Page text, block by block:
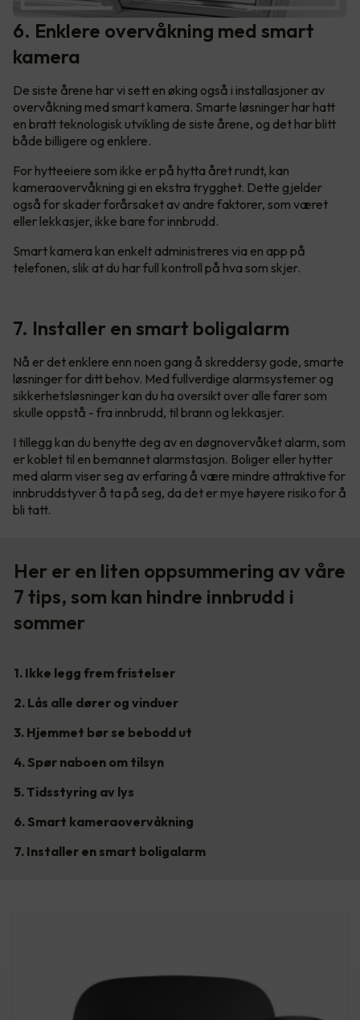
6. Enklere overvåkning med smart
kamera
De siste årene har vi sett en øking også i installasjoner av
overvåkning med smart kamera. Smarte løsninger har hatt
en bratt teknologisk utvikling de siste årene, og det har blitt
både billigere og enklere.
For hytteeiere som ikke er på hytta året rundt, kan
kameraovervåkning gi en ekstra trygghet. Dette gjelder
også for skader forårsaket av andre faktorer, som været
eller lekkasjer, ikke bare for innbrudd.
Smart kamera kan enkelt administreres via en app på
telefonen, slik at du har full kontroll på hva som skjer.
7. Installer en smart boligalarm
Nå er det enklere enn noen gang å skreddersy gode, smarte
løsninger for ditt behov. Med fullverdige alarmsystemer og
sikkerhetsløsninger kan du ha oversikt over alle farer som
skulle oppstå - fra innbrudd, til brann og lekkasjer.
I tillegg kan du benytte deg av en døgnovervåket alarm, som
er koblet til en bemannet alarmstasjon. Boliger eller hytter
med alarm viser seg av erfaring å være mindre attraktive for
innbruddstyver å ta på seg, da det er mye høyere risiko for å
bli tatt.
Her er en liten oppsummering av våre
7 tips, som kan hindre innbrudd i
sommer
1. Ikke legg frem fristelser
2. Lås alle dører og vinduer
3. Hjemmet bør se bebodd ut
4. Spør naboen om tilsyn
5. Tidsstyring av lys
6. Smart kameraovervåkning
7. Installer en smart boligalarm